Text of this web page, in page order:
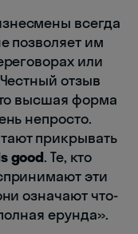
всегда
позволяет им
или
отзыв
высшая форма
непросто.
прикрывать
good. Те, кто
эти
означают что-
ерунда».